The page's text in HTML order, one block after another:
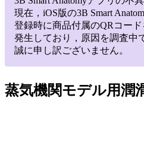
現在，iOS版の3B Smart
登録時に商品付属のQRコー
発生しており，原因を調査中
誠に申し訳ございません。
蒸気機関モデル用潤